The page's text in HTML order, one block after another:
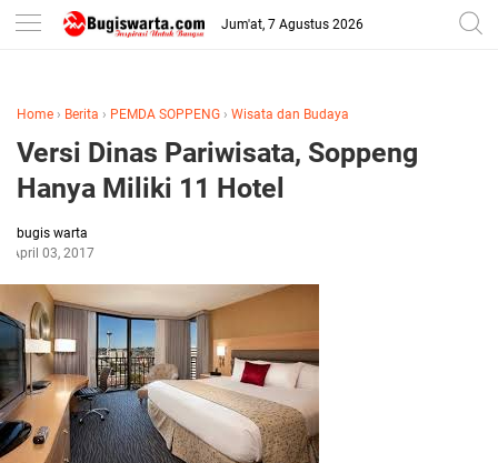
-->
Jum'at, 7 Agustus 2026
Home › Berita › PEMDA SOPPENG › Wisata dan Budaya
Versi Dinas Pariwisata, Soppeng
Hanya Miliki 11 Hotel
bugis warta
April 03, 2017